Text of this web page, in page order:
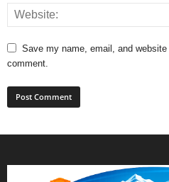
Save my name, email, and
comment.